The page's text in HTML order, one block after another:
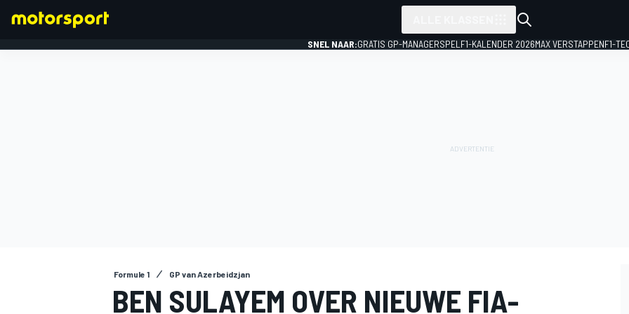
SNEL NAAR:GRATIS GP-MANAGERSPEL F1-KALENDER 2026MAX VERSTAPPENF1-
Formule 1 GP van Azerbeidzjan
BEN SULAYEM OVER NIEUWE FIA-